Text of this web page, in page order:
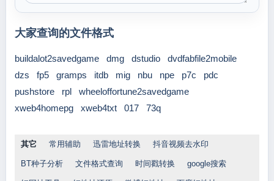
大家查询的文件格式
buildalot2savedgame dmg dstudio
dvdfabfile2mobile
dzs
fp5 gramps itdb mig nbu npe p7c
pdc
pushstore
rpl
wheeloffortune2savedgame
xweb4homepg
xweb4txt 017 73q
其它 常用辅助 迅雷地址转换 抖音视频去水印
BT种子分析 文件格式查询 时间戳转换 google搜索